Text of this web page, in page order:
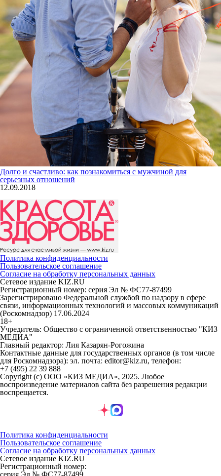
Долго и счастливо: как познакомиться с мужчиной для
серьезных отношений
12.09.2018
Политика конфиденциальности
Пользовательское соглашение
Согласие на обработку персональных данных
Сетевое издание KIZ.RU
Регистрационный номер: серия Эл № ФС77-87499
Зарегистрировано Федеральной службой по надзору в сфере
связи, информационных технологий и массовых коммуникаций
(Роскомнадзор) 17.06.2024
18+
Учредитель: Общество с ограниченной ответственностью "КИЗ
МЕДИА"
Главный редактор: Лия Казарян-Рогожина
Контактные данные для государственных органов (в том числе
для Роскомнадзора): эл. почта: editor@kiz.ru, телефон:
+7 (495) 22 39 888
Copyright (с) ООО «КИЗ МЕДИА», 2025. Любое
воспроизведение материалов сайта без разрешения редакции
воспрещается.
Политика конфиденциальности
Пользовательское соглашение
Согласие на обработку персональных данных
Сетевое издание KIZ.RU
Регистрационный номер:
серия Эл № ФС77-87499